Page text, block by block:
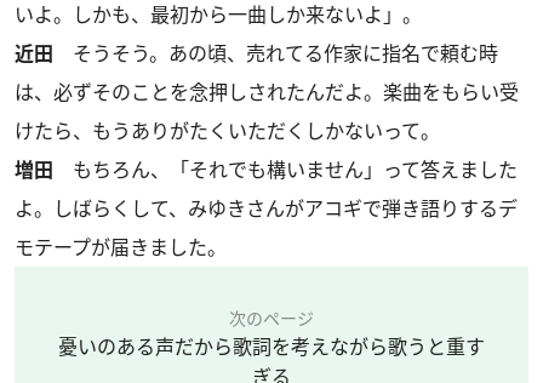
いよ。しかも、最初から一曲しか来ないよ」。
近田 そうそう。あの頃、売れてる作家に指名で頼む時
は、必ずそのことを念押しされたんだよ。楽曲をもらい受
けたら、もうありがたくいただくしかないって。
増田 もちろん、「それでも構いません」って答えました
よ。しばらくして、みゆきさんがアコギで弾き語りするデ
モテープが届きました。
次のページ
憂いのある声だから歌詞を考えながら歌うと重す
ぎる